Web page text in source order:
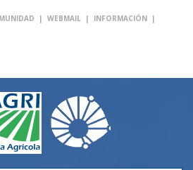
| WEBMAIL | INFORMACIÓN |